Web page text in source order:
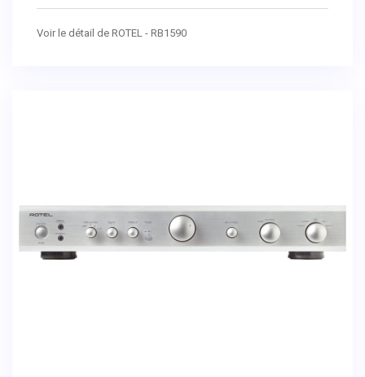
Voir le détail de ROTEL - RB1590